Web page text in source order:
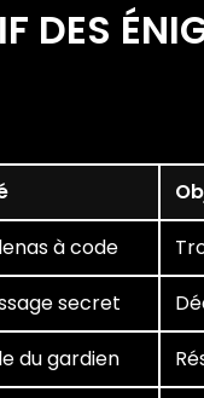
DES
à code
secret
du gardien